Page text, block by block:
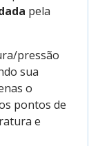
pela
pressão
sua
o
pontos de
e